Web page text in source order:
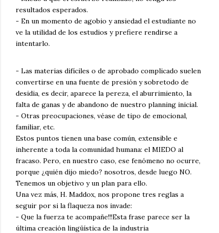
resultados esperados.
- En un momento de agobio y ansiedad el estudiante no
ve la utilidad de los estudios y prefiere rendirse a
intentarlo.
- Las materias difíciles o de aprobado complicado suelen
convertirse en una fuente de presión y sobretodo de
desidia, es decir, aparece la pereza, el aburrimiento, la
falta de ganas y de abandono de nuestro planning inicial.
- Otras preocupaciones, véase de tipo de emocional,
familiar, etc.
Estos puntos tienen una base común, extensible e
inherente a toda la comunidad humana: el MIEDO al
fracaso. Pero, en nuestro caso, ese fenómeno no ocurre,
porque ¿quién dijo miedo? nosotros, desde luego NO.
Tenemos un objetivo y un plan para ello.
Una vez más, H. Maddox, nos propone tres reglas a
seguir por si la flaqueza nos invade:
- Que la fuerza te acompañe!!!Esta frase parece ser la
última creación lingüística de la industria